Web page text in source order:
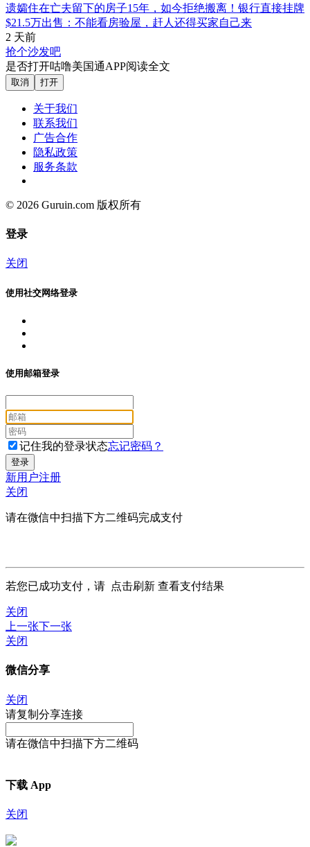
遗孀住在亡夫留下的房子15年，如今拒绝搬离！银行直接挂牌
$21.5万出售：不能看房验屋，赶人还得买家自己来
2 天前
抢个沙发吧
是否打开咕噜美国通APP阅读全文
取消 打开
关于我们
联系我们
广告合作
隐私政策
服务条款
© 2026 Guruin.com 版权所有
登录
关闭
使用社交网络登录
使用邮箱登录
记住我的登录状态忘记密码？
新用户注册
关闭
请在微信中扫描下方二维码完成支付
若您已成功支付，请 点击刷新 查看支付结果
关闭
上一张下一张
关闭
微信分享
关闭
请复制分享连接
请在微信中扫描下方二维码
下载 App
关闭